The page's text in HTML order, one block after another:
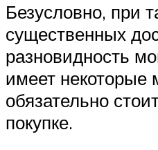
Безусловно, при
существенных
разновидность
имеет некоторые
обязательно
покупке.